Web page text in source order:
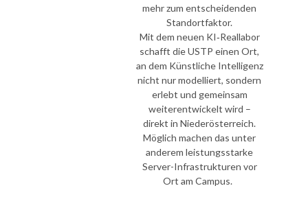
mehr zum entscheidenden
Standortfaktor.
Mit dem neuen KI‑Reallabor
schafft die USTP einen Ort,
an dem Künstliche Intelligenz
nicht nur modelliert, sondern
erlebt und gemeinsam
weiterentwickelt wird –
direkt in Niederösterreich.
Möglich machen das unter
anderem leistungsstarke
Server-Infrastrukturen vor
Ort am Campus.